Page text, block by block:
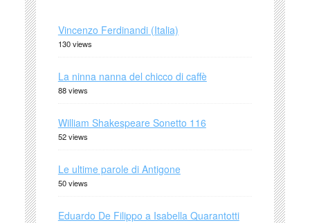
Vincenzo Ferdinandi (Italia)
130 views
La ninna nanna del chicco di caffè
88 views
William Shakespeare Sonetto 116
52 views
Le ultime parole di Antigone
50 views
Eduardo De Filippo a Isabella Quarantotti